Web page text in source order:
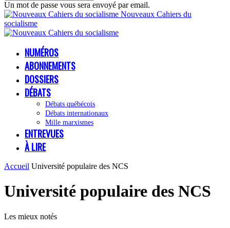
Un mot de passe vous sera envoyé par email.
Nouveaux Cahiers du
socialisme
NUMÉROS
ABONNEMENTS
DOSSIERS
DÉBATS
Débats québécois
Débats internationaux
Mille marxismes
ENTREVUES
À LIRE
Accueil Université populaire des NCS
Université populaire des NCS
Les mieux notés